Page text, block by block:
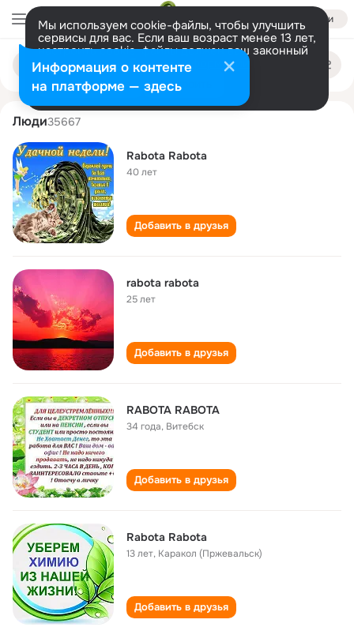
Войти
Мы используем cookie-файлы, чтобы улучшить
сервисы для вас. Если ваш возраст менее 13 лет,
настроить cookie-файлы должен ваш законный
представитель. Больше информации
Разрешить все Настроить
Поиск
людям
rabota rabota
Люди35667
Rabota Rabota
40 лет
Добавить в друзья
rabota rabota
25 лет
Добавить в друзья
RABOTA RABOTA
34 года, Витебск
Добавить в друзья
Rabota Rabota
13 лет, Каракол (Пржевальск)
Добавить в друзья
Информация о контенте
на платформе — здесь